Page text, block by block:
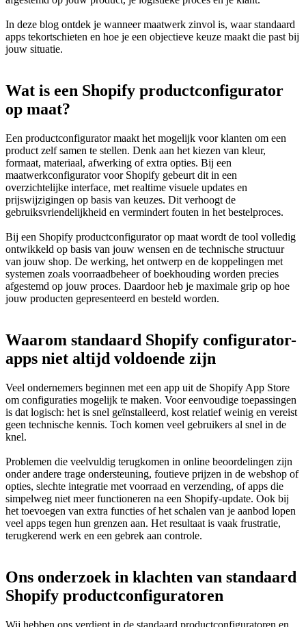
In deze blog ontdek je wanneer maatwerk zinvol is, waar standaard
apps tekortschieten en hoe je een objectieve keuze maakt die past bij
jouw situatie.
Wat is een Shopify productconfigurator
op maat?
Een productconfigurator maakt het mogelijk voor klanten om een
product zelf samen te stellen. Denk aan het kiezen van kleur,
formaat, materiaal, afwerking of extra opties. Bij een
maatwerkconfigurator voor Shopify gebeurt dit in een
overzichtelijke interface, met realtime visuele updates en
prijswijzigingen op basis van keuzes. Dit verhoogt de
gebruiksvriendelijkheid en vermindert fouten in het bestelproces.
Bij een Shopify productconfigurator op maat wordt de tool volledig
ontwikkeld op basis van jouw wensen en de technische structuur
van jouw shop. De werking, het ontwerp en de koppelingen met
systemen zoals voorraadbeheer of boekhouding worden precies
afgestemd op jouw proces. Daardoor heb je maximale grip op hoe
jouw producten gepresenteerd en besteld worden.
Waarom standaard Shopify configurator-
apps niet altijd voldoende zijn
Veel ondernemers beginnen met een app uit de Shopify App Store
om configuraties mogelijk te maken. Voor eenvoudige toepassingen
is dat logisch: het is snel geïnstalleerd, kost relatief weinig en vereist
geen technische kennis. Toch komen veel gebruikers al snel in de
knel.
Problemen die veelvuldig terugkomen in online beoordelingen zijn
onder andere trage ondersteuning, foutieve prijzen in de webshop of
opties, slechte integratie met voorraad en verzending, of apps die
simpelweg niet meer functioneren na een Shopify-update. Ook bij
het toevoegen van extra functies of het schalen van je aanbod lopen
veel apps tegen hun grenzen aan. Het resultaat is vaak frustratie,
terugkerend werk en een gebrek aan controle.
Ons onderzoek in klachten van standaard
Shopify productconfiguratoren
Wij hebben ons verdiept in de standaard productconfiguratoren en